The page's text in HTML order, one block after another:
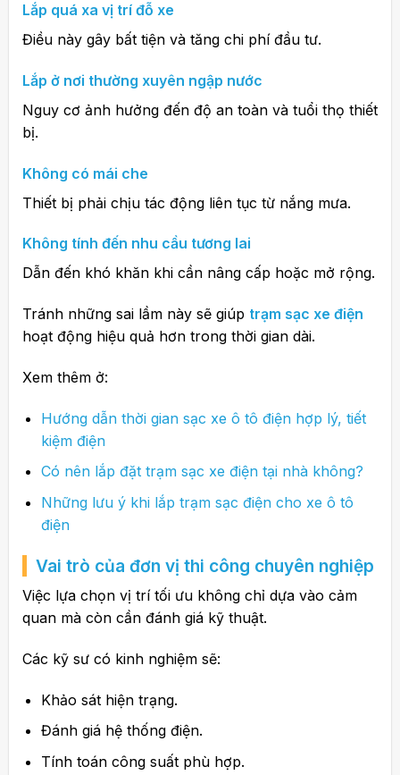
Lắp quá xa vị trí đỗ xe
Điều này gây bất tiện và tăng chi phí đầu tư.
Lắp ở nơi thường xuyên ngập nước
Nguy cơ ảnh hưởng đến độ an toàn và tuổi thọ thiết
bị.
Không có mái che
Thiết bị phải chịu tác động liên tục từ nắng mưa.
Không tính đến nhu cầu tương lai
Dẫn đến khó khăn khi cần nâng cấp hoặc mở rộng.
Tránh những sai lầm này sẽ giúp trạm sạc xe điện
hoạt động hiệu quả hơn trong thời gian dài.
Xem thêm ở:
Hướng dẫn thời gian sạc xe ô tô điện hợp lý, tiết
kiệm điện
Có nên lắp đặt trạm sạc xe điện tại nhà không?
Những lưu ý khi lắp trạm sạc điện cho xe ô tô
điện
Vai trò của đơn vị thi công chuyên nghiệp
Việc lựa chọn vị trí tối ưu không chỉ dựa vào cảm
quan mà còn cần đánh giá kỹ thuật.
Các kỹ sư có kinh nghiệm sẽ:
Khảo sát hiện trạng.
Đánh giá hệ thống điện.
Tính toán công suất phù hợp.